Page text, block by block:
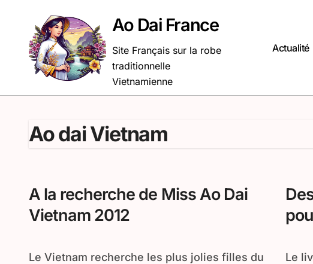
contenu
Ao Dai France
Site Français sur la robe
traditionnelle
Vietnamienne
Actualité
Ao dai Vietnam
A la recherche de Miss Ao Dai
Vietnam 2012
Le Vietnam recherche les plus jolies filles du
Le livre photo Charms of the Orient ou en